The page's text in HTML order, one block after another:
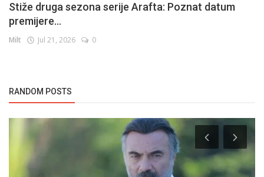
Stiže druga sezona serije Arafta: Poznat datum
premijere...
Milt Jul 21, 2026 0
RANDOM POSTS